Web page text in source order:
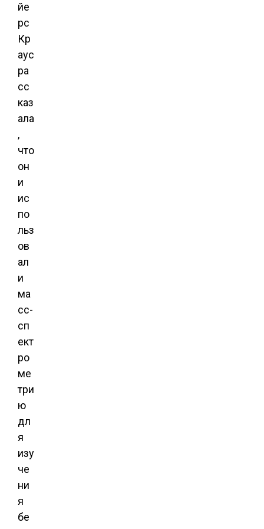
йе
рс
Кр
аус
ра
сс
каз
ала
,
что
он
и
ис
по
льз
ов
ал
и
ма
сс-
сп
ект
ро
ме
три
ю
дл
я
изу
че
ни
я
бе